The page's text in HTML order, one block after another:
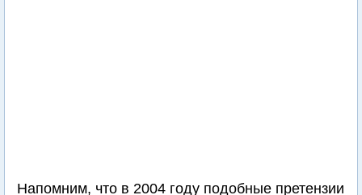
Напомним, что в 2004 году подобные претензии